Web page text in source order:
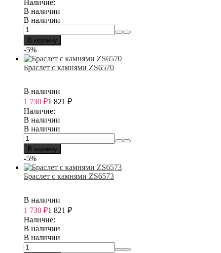
Наличие:
В наличии
В наличии
В корзину
-5%
Браслет с камнями ZS6570
В наличии
1 730 ₽1 821 ₽
Наличие:
В наличии
В наличии
В корзину
-5%
Браслет с камнями ZS6573
В наличии
1 730 ₽1 821 ₽
Наличие:
В наличии
В наличии